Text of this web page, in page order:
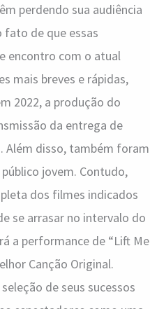
perdendo sua audiência
fato de que essas
encontro com o atual
mais breves e rápidas,
2022, a produção do
da entrega de
Além disso, também foram
jovem. Contudo,
dos filmes indicados
se arrasar no intervalo do
a performance de “Lift Me
Canção Original.
de seus sucessos